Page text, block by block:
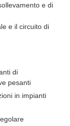
e di
e il circuito di
di
pesanti
in impianti